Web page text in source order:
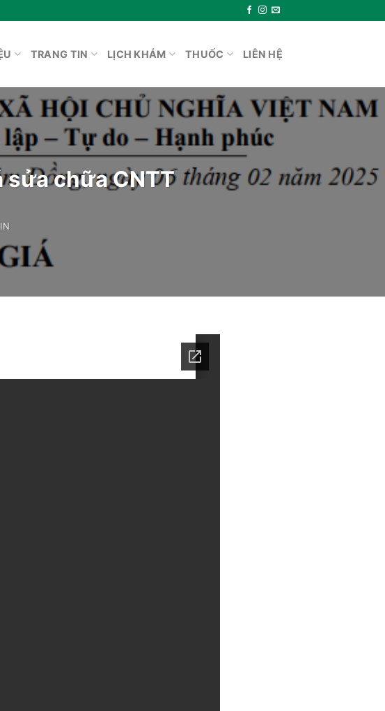
TRANG TIN LỊCH KHÁM THUỐC LIÊN HỆ
sửa chữa CNTT